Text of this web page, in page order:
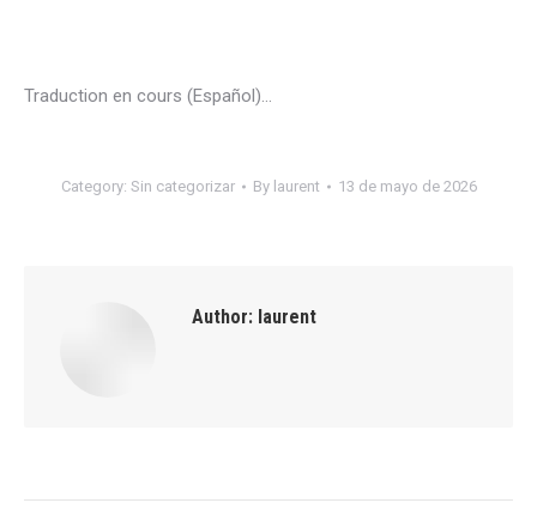
Traduction en cours (Español)…
Category: Sin categorizar By laurent 13 de mayo de 2026
Author: laurent